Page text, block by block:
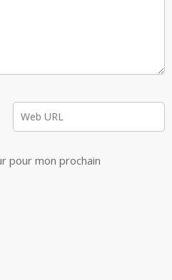
pour mon prochain